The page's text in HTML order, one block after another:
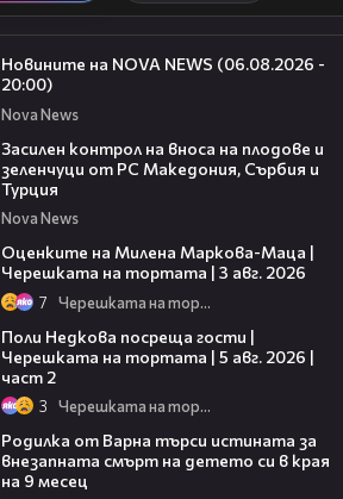
Новините на NOVA NEWS (06.08.2026 -
20:00)
Nova News
Засилен контрол на вноса на плодове и
зеленчуци от РС Македония, Сърбия и
Турция
Nova News
Оценките на Милена Маркова-Маца |
Черешката на тортата | 3 авг. 2026
7 Черешката на тортата
Поли Недкова посреща гости |
Черешката на тортата | 5 авг. 2026 |
част 2
3 Черешката на тортата
Родилка от Варна търси истината за
внезапната смърт на детето си в края
на 9 месец